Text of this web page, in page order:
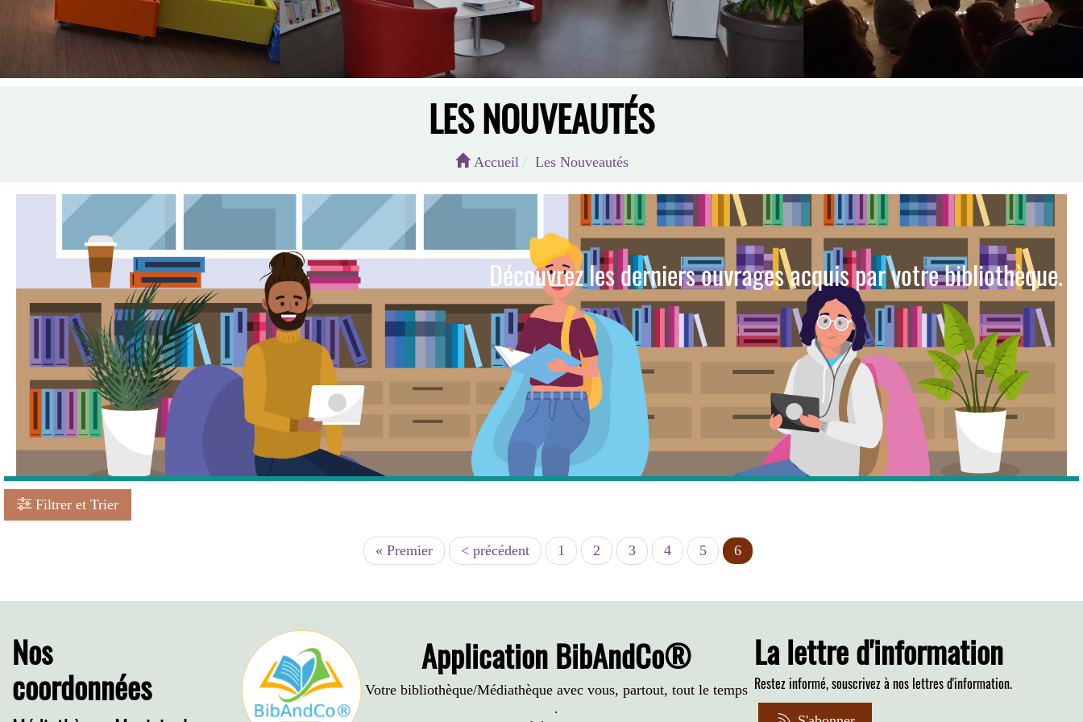
LES NOUVEAUTÉS
Accueil Les Nouveautés
Découvrez les derniers ouvrages acquis par votre bibliothèque.
Filtrer et Trier
Première
page
« Premier
Page
précédente
< précédent Page
1 Page
2 Page
3 Page
4 Page
5
Page
courante
6
Nos
coordonnées
Application BibAndCo®
Votre bibliothèque/Médiathèque avec vous, partout, tout le temps
.
La lettre d'information
Restez informé, souscrivez à nos lettres d'information.